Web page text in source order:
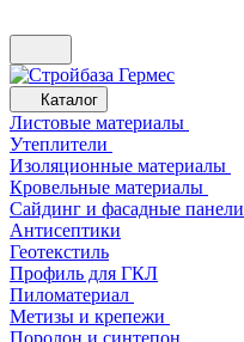
Каталог
Листовые материалы
Утеплители
Изоляционные материалы
Кровельные материалы
Сайдинг и фасадные панели
Антисептики
Геотекстиль
Профиль для ГКЛ
Пиломатериал
Метизы и крепежи
Поролон и синтепон